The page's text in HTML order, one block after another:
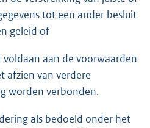
tot een ander besluit
geleid of
aan de voorwaarden
afzien van verdere
worden verbonden.
als bedoeld onder het